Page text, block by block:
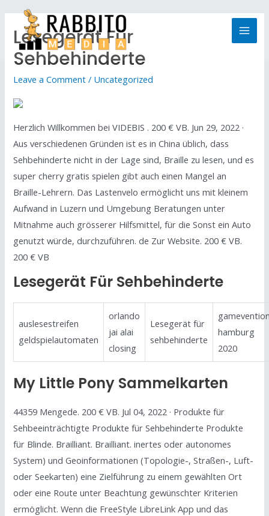
Lesegerät Für
Sehbehinderte
Leave a Comment / Uncategorized
Herzlich Willkommen bei VIDEBIS . 200 € VB. Jun 29, 2022 ·
Aus verschiedenen Gründen ist es in China üblich, dass
Sehbehinderte nicht in der Lage sind, Braille zu lesen, und es
super cherry gratis spielen gibt auch einen Mangel an
Braille-Lehrern. Das Lastenvelo ermöglicht uns mit kleinem
Aufwand in Luzern und Umgebung Beratungen unter
Mitnahme auch grösserer Hilfsmittel, für die Sonst ein Auto
genutzt würde, durchzuführen. de Zur Website. 200 € VB.
200 € VB
Lesegerät Für Sehbehinderte
auslesestreifen
geldspielautomaten
orlando
jai alai
closing
Lesegerät für
sehbehinderte
hamburg
2020
My Little Pony Sammelkarten
44359 Mengede. 200 € VB. Jul 04, 2022 · Produkte für
Sehbeeinträchtigte Produkte für Sehbehinderte Produkte
für Blinde. Brailliant. Brailliant. inertes oder autonomes
System) und Geoinformationen (Topologie-, Straßen-, Luft-
oder Seekarten) eine Zielführung zu einem gewählten Ort
oder eine Route unter Beachtung gewünschter Kriterien
ermöglicht. Wenn die FreeStyle LibreLink App und das